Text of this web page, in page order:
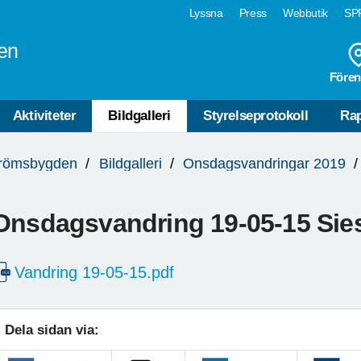
Lyssna Press Webbutik
Aktiviteter Bildgalleri Styrelseprotokoll
Bildgalleri Onsdagsvandringar 2019
19-05-15
Vandring 19-05-15.pdf
Dela sidan via: